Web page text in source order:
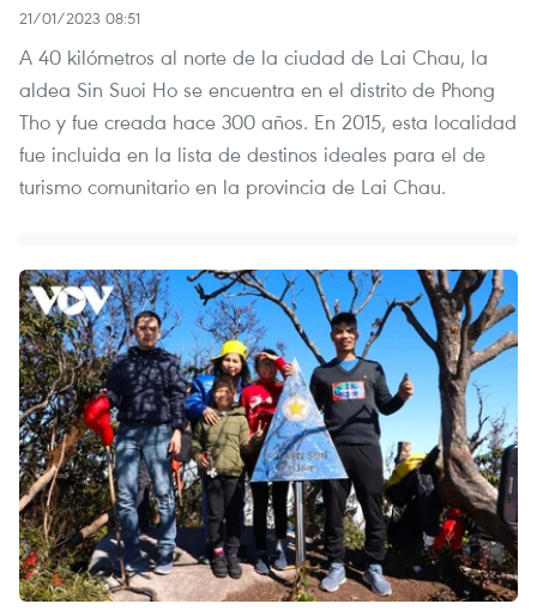
21/01/2023 08:51
A 40 kilómetros al norte de la ciudad de Lai Chau, la
aldea Sin Suoi Ho se encuentra en el distrito de Phong
Tho y fue creada hace 300 años. En 2015, esta localidad
fue incluida en la lista de destinos ideales para el de
turismo comunitario en la provincia de Lai Chau.